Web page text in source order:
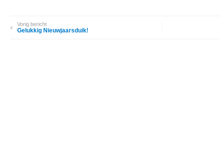
Vorig bericht
Gelukkig Nieuwjaarsduik!